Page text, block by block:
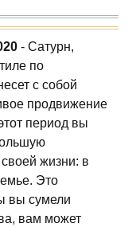
- Сатурн,
по
с собой
продвижение
период вы
жизни: в
Это
вы сумели
вам может